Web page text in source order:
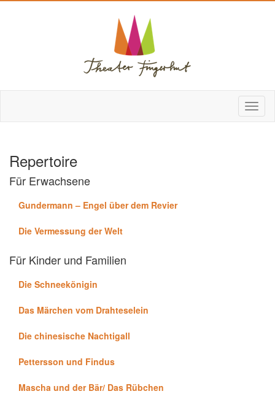
Repertoire
Für Erwachsene
Gundermann – Engel über dem Revier
Die Vermessung der Welt
Für Kinder und Familien
Die Schneekönigin
Das Märchen vom Drahteselein
Die chinesische Nachtigall
Pettersson und Findus
Mascha und der Bär/ Das Rübchen